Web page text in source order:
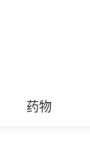
药物